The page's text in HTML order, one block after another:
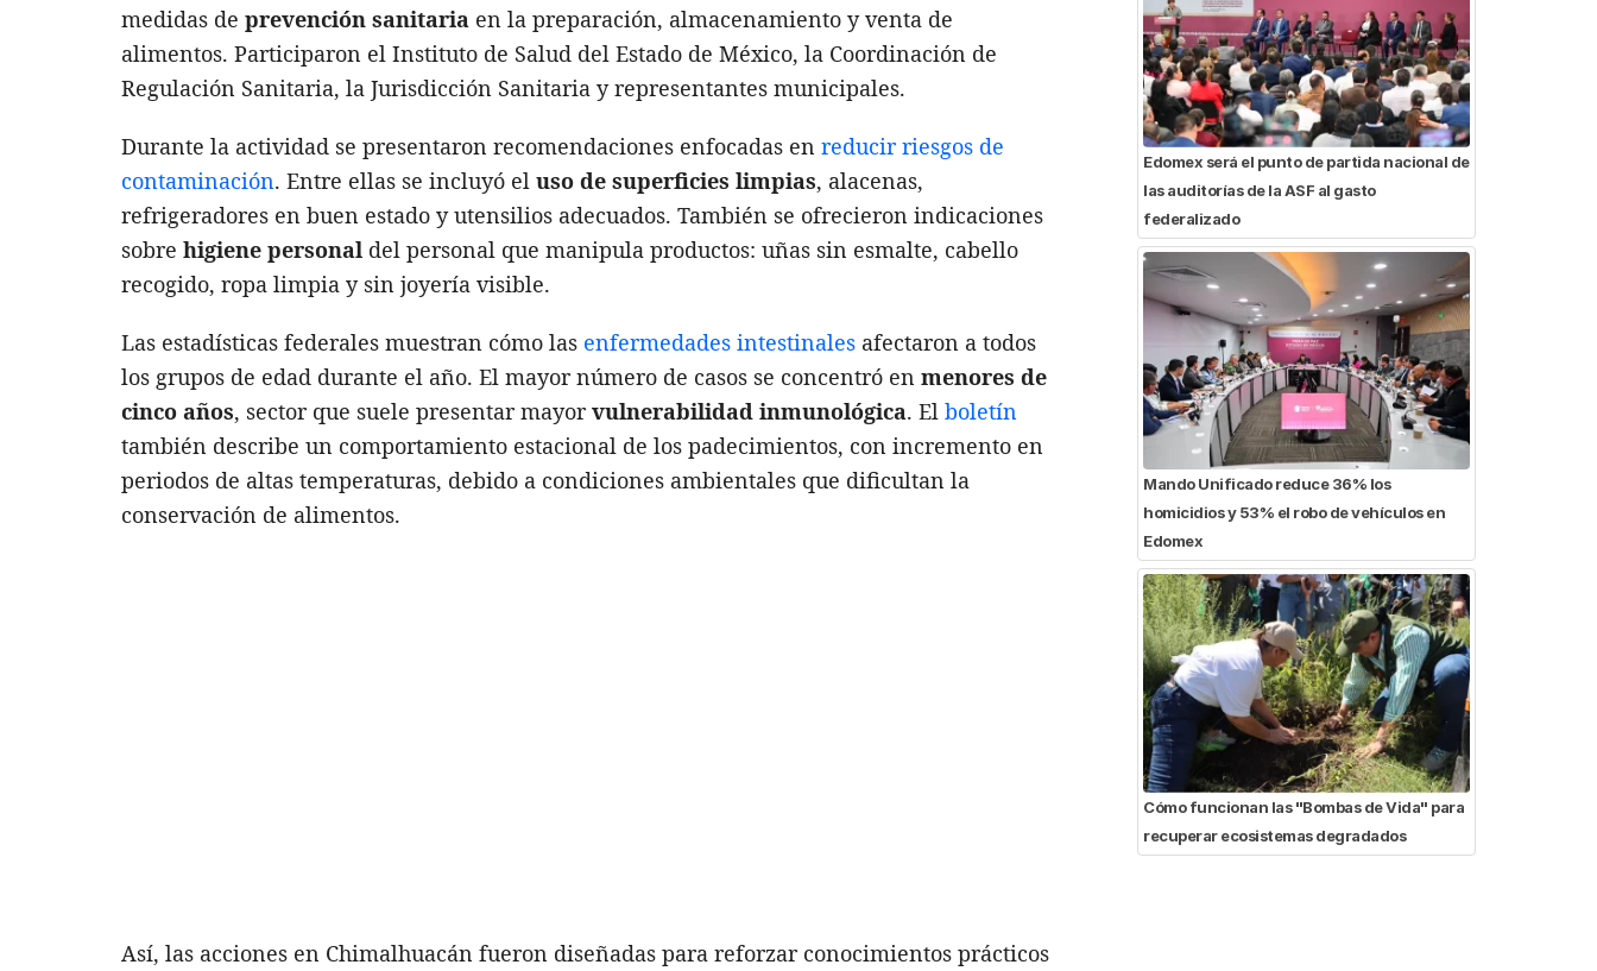
medidas de prevención sanitaria en la preparación, almacenamiento y venta de
alimentos. Participaron el Instituto de Salud del Estado de México, la Coordinación de
Regulación Sanitaria, la Jurisdicción Sanitaria y representantes municipales.
Durante la actividad se presentaron recomendaciones enfocadas en reducir riesgos de
contaminación. Entre ellas se incluyó el uso de superficies limpias, alacenas,
refrigeradores en buen estado y utensilios adecuados. También se ofrecieron indicaciones
sobre higiene personal del personal que manipula productos: uñas sin esmalte, cabello
recogido, ropa limpia y sin joyería visible.
Las estadísticas federales muestran cómo las enfermedades intestinales afectaron a todos
los grupos de edad durante el año. El mayor número de casos se concentró en menores de
cinco años, sector que suele presentar mayorvulnerabilidad inmunológica. El boletín
también describe un comportamiento estacional de los padecimientos, con incremento en
periodos de altas temperaturas, debido a condiciones ambientales que dificultan la
conservación de alimentos.
Así, las acciones en Chimalhuacán fueron diseñadas para reforzar conocimientos prácticos
Edomex será el punto de partida nacional de
las auditorías de la ASF al gasto
federalizado
Mando Unificado reduce 36% los
homicidios y 53% el robo de vehículos en
Edomex
Cómo funcionan las "Bombas de Vida" para
recuperar ecosistemas degradados